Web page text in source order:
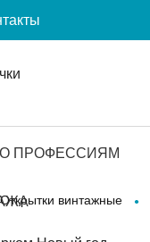
ПРОФЕССИЯМ
Открытки винтажные